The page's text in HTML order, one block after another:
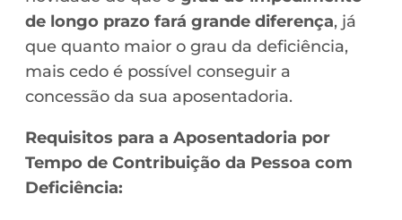
de longo prazo fará grande diferença, já
que quanto maior o grau da deficiência,
mais cedo é possível conseguir a
concessão da sua aposentadoria.
Requisitos para a Aposentadoria por
Tempo de Contribuição da Pessoa com
Deficiência: